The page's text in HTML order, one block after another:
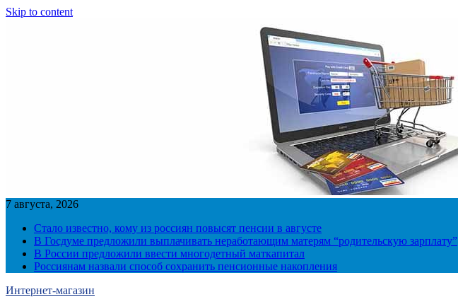
Skip to content
7 августа, 2026
Стало известно, кому из россиян повысят пенсии в августе
В Госдуме предложили выплачивать неработающим матерям “родительскую зарплату”
В России предложили ввести многодетный маткапитал
Россиянам назвали способ сохранить пенсионные накопления
Интернет-магазин